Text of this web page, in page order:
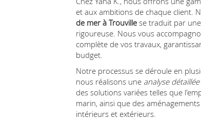
et aux ambitions de chaque client.
de mer à Trouvillese traduit par
rigoureuse. Nous vous
complète de vos travaux,
budget.
Notre processus se déroule en
nous réalisons une analyse
des solutions variées telles que
marin, ainsi que des
intérieurs et extérieurs.